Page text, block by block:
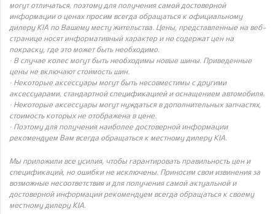
могут отличаться, поэтому для получения самой достоверной
информации о ценах просим всегда обращаться к официальному
дилеру KIA по Вашему месту жительства. Цены, представленные на веб-
странице носят информативный характер и не содержат цен на
покраску, где это может быть необходимо.
· В случае колес могут быть необходимы новые шины. Приведенные
цены не включают стоимость шин.
· Некоторые аксессуары могут быть несовместимы с другими
аксессуарами, стандартной спецификацией и оснащением автомобиля.
· Некоторые аксессуары могут нуждаться в дополнительных запчастях,
стоимость которых не отображена в цене.
· Поэтому для получения наиболее достоверной информации
рекомендуем Вам всегда обращаться к местному дилеру KIA.
Мы приложили все усилия, чтобы гарантировать правильность цен и
спецификаций, но ошибки не исключены. Приносим свои извинения за
возможные несоответствия и для получения самой актуальной и
достоверной информации рекомендуем всегда обращаться к своему
местному дилеру KIA.